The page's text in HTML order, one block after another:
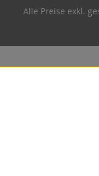
Alle Preise exkl.